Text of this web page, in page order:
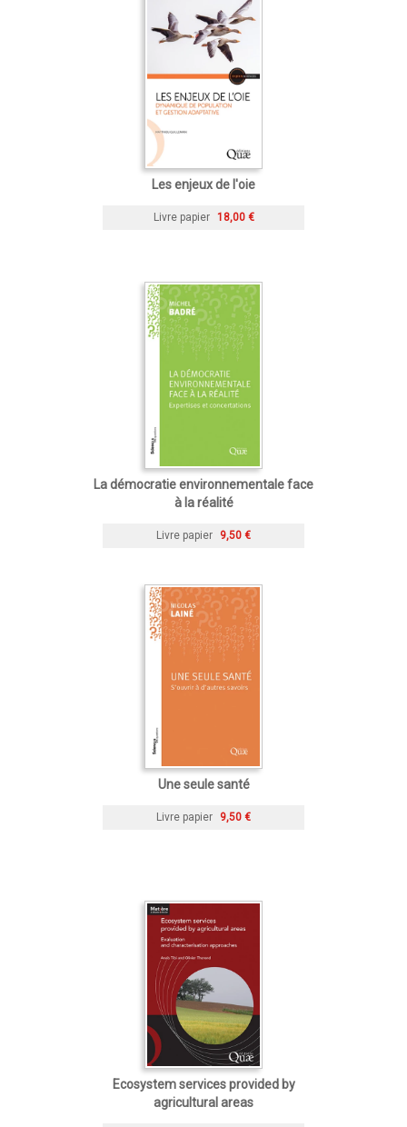
Les enjeux de l'oie
Livre papier 18,00 €
La démocratie environnementale face
à la réalité
Livre papier 9,50 €
Une seule santé
Livre papier 9,50 €
Ecosystem services provided by
agricultural areas